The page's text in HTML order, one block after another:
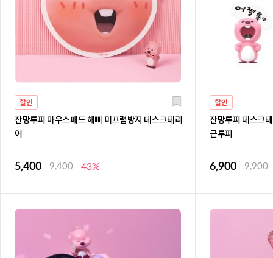
할인
잔망루피 마우스패드 해삐 미끄럼방지 데스크테리
어
5,400 9,400 43%
할인
잔망루피 데스크
근루피
6,900 9,900